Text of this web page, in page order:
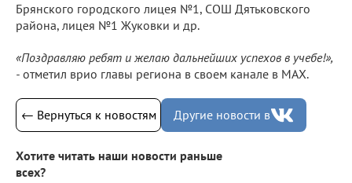
Брянского городского лицея №1, СОШ Дятьковского
района, лицея №1 Жуковки и др.
«Поздравляю ребят и желаю дальнейших успехов в учебе!»,
- отметил врио главы региона в своем канале в МАХ.
← Вернуться к новостям Другие новости в
Хотите читать наши новости раньше
всех?